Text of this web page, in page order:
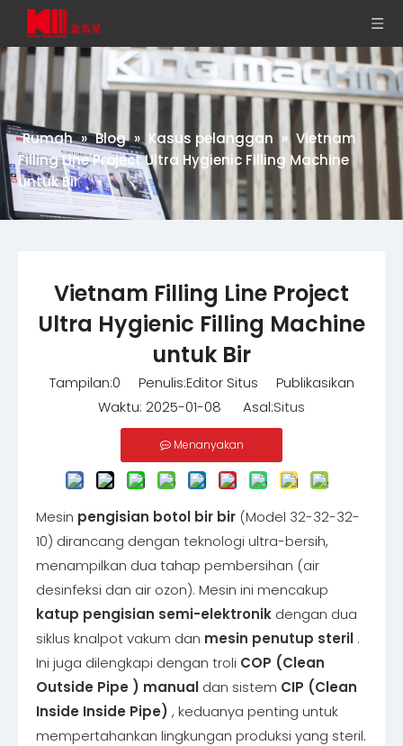
Rumah » Blog » Kasus pelanggan » Vietnam
Filling Line Project Ultra Hygienic Filling Machine
untuk Bir
Vietnam Filling Line Project
Ultra Hygienic Filling Machine
untuk Bir
Tampilan:0 Penulis:Editor Situs Publikasikan
Waktu: 2025-01-08 Asal:Situs
Menanyakan
Mesin pengisian botol bir bir (Model 32-32-32-
10) dirancang dengan teknologi ultra-bersih,
menampilkan dua tahap pembersihan (air
desinfeksi dan air ozon). Mesin ini mencakup
katup pengisian semi-elektronik dengan dua
siklus knalpot vakum dan mesin penutup steril .
Ini juga dilengkapi dengan troli COP (Clean
Outside Pipe ) manual dan sistem CIP (Clean
Inside Inside Pipe) , keduanya penting untuk
mempertahankan lingkungan produksi yang steril.